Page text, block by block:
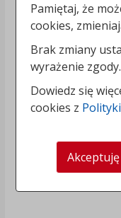
Pamiętaj, że
cookies,
Brak zmiany
wyrażenie zgody.
Dowiedz się
cookies z